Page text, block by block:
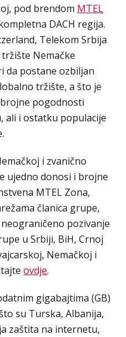
pod brendom MTEL
DACH regija.
Telekom Srbija
Nemačke
da postane ozbiljan
tržište, a što je
pogodnosti
ali i ostatku populacije
i zvanično
ujedno donosi i brojne
MTEL Zona,
članica grupe,
pozivanje
u Srbiji, BiH, Crnoj
Nemačkoj i
ovdje.
gigabajtima (GB)
su Turska, Albanija,
zaštita na internetu,